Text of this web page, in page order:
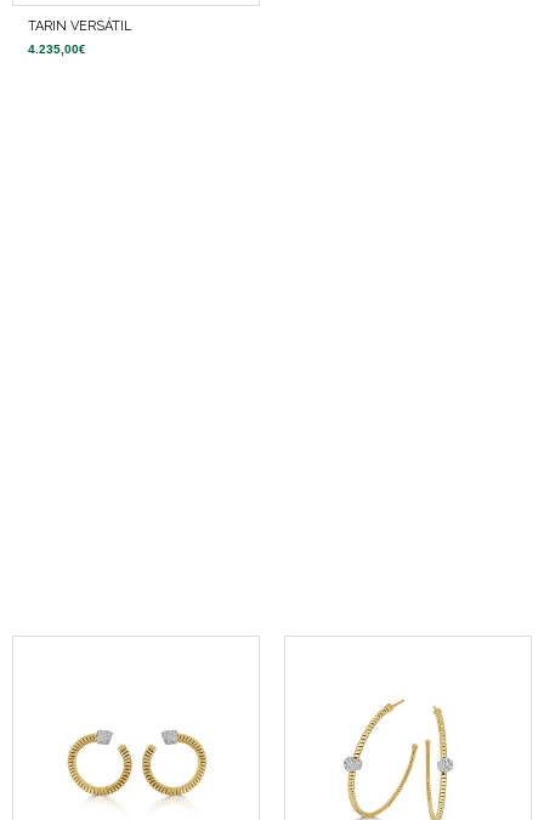
TARIN VERSÁTIL
4.235,00€